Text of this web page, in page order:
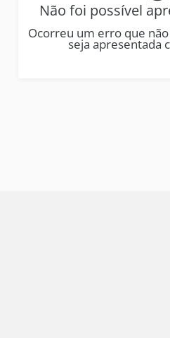
Não foi possível
Ocorreu um erro que
seja apresentada